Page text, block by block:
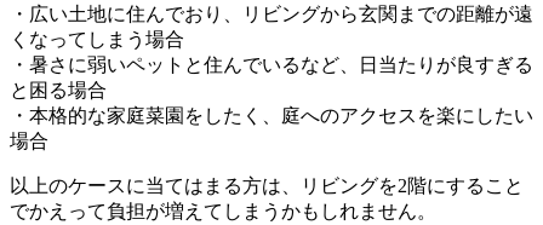
・広い土地に住んでおり、リビングから玄関までの距離が遠
くなってしまう場合
・暑さに弱いペットと住んでいるなど、日当たりが良すぎる
と困る場合
・本格的な家庭菜園をしたく、庭へのアクセスを楽にしたい
場合
以上のケースに当てはまる方は、リビングを2階にすること
でかえって負担が増えてしまうかもしれません。